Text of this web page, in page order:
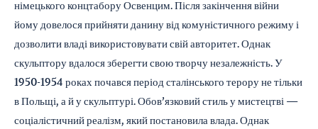
німецького концтабору Освенцим. Після закінчення війни
йому довелося прийняти данину від комуністичного режиму і
дозволити владі використовувати свій авторитет. Однак
скульптору вдалося зберегти свою творчу незалежність. У
1950-1954 роках почався період сталінського терору не тільки
в Польщі, а й у скульптурі. Обов’язковий стиль у мистецтві —
соціалістичний реалізм, який постановила влада. Однак